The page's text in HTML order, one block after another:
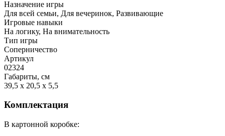
Назначение игры
Для всей семьи, Для вечеринок, Развивающие
Игровые навыки
На логику, На внимательность
Тип игры
Соперничество
Артикул
02324
Габариты, см
39,5 x 20,5 x 5,5
Комплектация
В картонной коробке: